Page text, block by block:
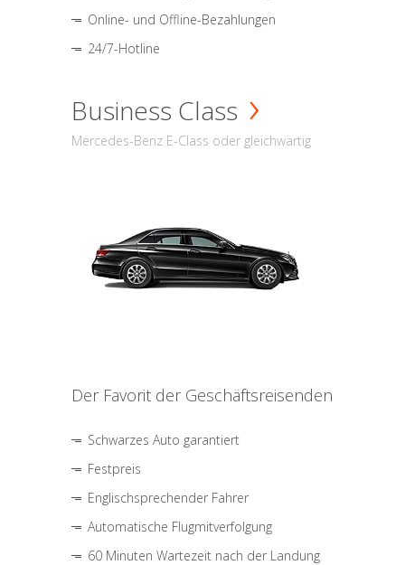
Online- und Offline-Bezahlungen
24/7-Hotline
Business Class
Mercedes-Benz E-Class oder gleichwärtig
Der Favorit der Geschäftsreisenden
Schwarzes Auto garantiert
Festpreis
Englischsprechender Fahrer
Automatische Flugmitverfolgung
60 Minuten Wartezeit nach der Landung